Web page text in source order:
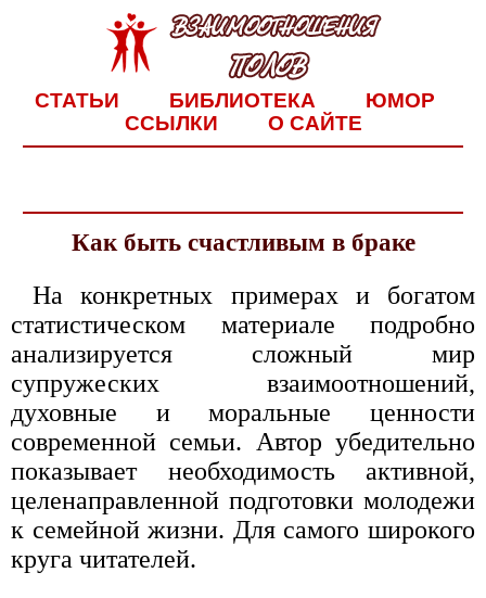
СТАТЬИ БИБЛИОТЕКА
ЮМОР
ССЫЛКИ
О САЙТЕ
Как быть счастливым в браке
На конкретных примерах и богатом
статистическом материале подробно
анализируется сложный мир
супружеских взаимоотношений,
духовные и моральные ценности
современной семьи. Автор убедительно
показывает необходимость активной,
целенаправленной подготовки молодежи
к семейной жизни. Для самого широкого
круга читателей.